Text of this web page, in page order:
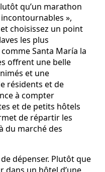
qu’un marathon
»,
choisissez un point
les plus
Santa María la
offrent une belle
et une
résidents et de
à compter
et de petits hôtels
de répartir les
du marché des
dépenser. Plutôt que